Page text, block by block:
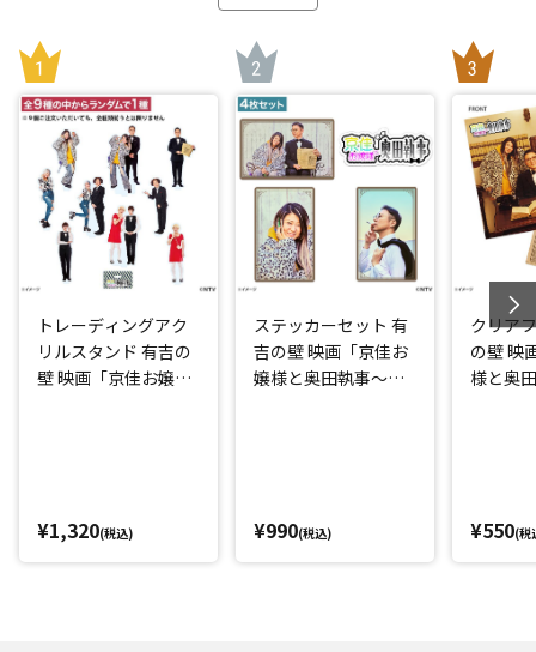
トレーディングアク
リルスタンド 有吉の
壁 映画「京佳お嬢様
¥1,320(税込)
ステッカーセット 有
吉の壁 映画「京佳お
嬢様と奥田執事～京
¥990(税込)
クリア
の壁 映
様と奥
¥550(税